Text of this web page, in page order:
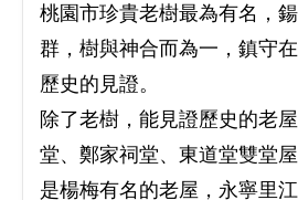
桃園市珍貴老樹最為有名，
群，樹與神合而為一，鎮守
歷史的見證。
除了老樹，能見證歷史的老
堂、鄭家祠堂、東道堂雙堂
是楊梅有名的老屋，永寧里